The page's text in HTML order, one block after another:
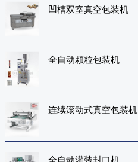
凹槽双室真空包装机
全自动颗粒包装机
连续滚动式真空包装机
全自动灌装封口机